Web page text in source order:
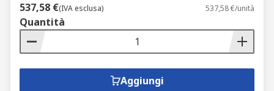
537,58 €(IVA esclusa) 537,58 €/unità
Quantità
Aggiungi